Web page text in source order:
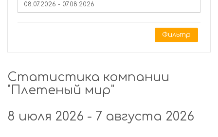
Фильтр
Статистика компании
"Плетеный мир"
8 июля 2026 - 7 августа 2026